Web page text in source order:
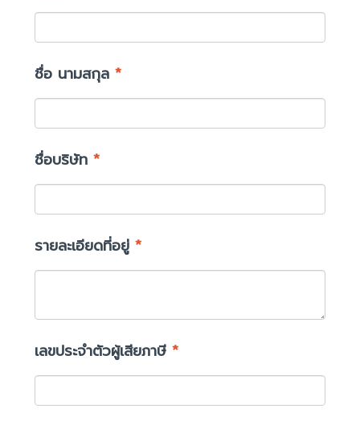
ชื่อ นามสกุล *
ชื่อบริษัท *
รายละเอียดที่อยู่ *
เลขประจำตัวผู้เสียภาษี *